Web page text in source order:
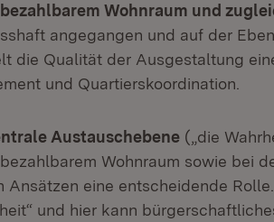
bezahlbarem Wohnraum und
angegangen und auf der
die Qualität der Ausgestaltung
und Quartierskoordination.
Austauschebene („die
Wohnraum sowie bei
Ansätzen eine entscheidende
und hier kann